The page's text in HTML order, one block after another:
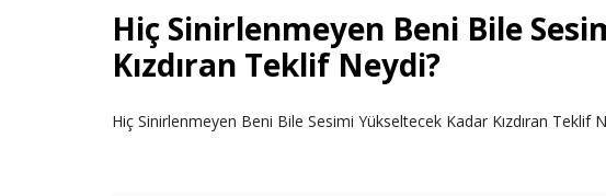
Hiç Sinirlenmeyen Beni Bile
Kızdıran Teklif Neydi?
Hiç Sinirlenmeyen Beni Bile Sesimi Yükseltecek Kadar Kızdıran Teklif